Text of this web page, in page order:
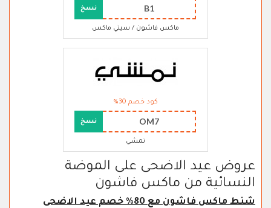
B1 نسخ
ماكس فاشون / سيتي ماكس
كود خصم 30%
OM7 نسخ
نمشي
عروض عيد الاضحى على الموضة
النسائية من ماكس فاشون
شنط ماكس فاشون مع 80% خصم عيد الاضحى